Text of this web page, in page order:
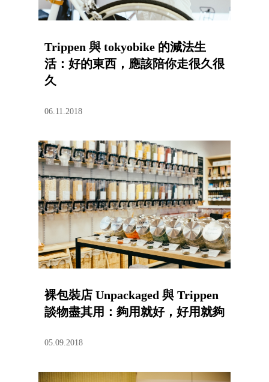
Trippen 與 tokyobike 的減法生
活：好的東西，應該陪你走很久很
久
06.11.2018
裸包裝店 Unpackaged 與 Trippen
談物盡其用：夠用就好，好用就夠
05.09.2018